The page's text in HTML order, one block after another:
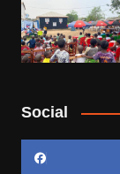
Social